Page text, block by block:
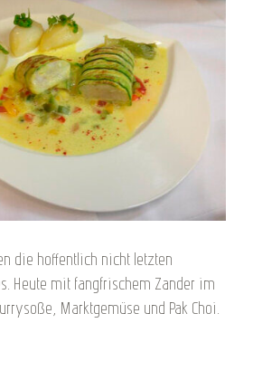
die hoffentlich nicht letzten
Heute mit fangfrischem Zander im
Marktgemüse und Pak Choi.